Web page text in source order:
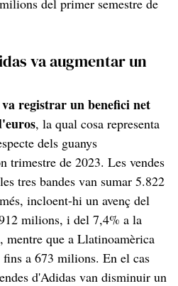
va augmentar un
registrar un benefici net
, la qual cosa representa
dels guanys
trimestre de 2023. Les vendes
tres bandes van sumar 5.822
incloent-hi un avenç del
milions, i del 7,4% a la
que a Llatinoamèrica
a 673 milions. En el cas
d'Adidas van disminuir un